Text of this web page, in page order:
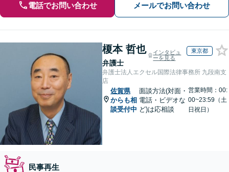
電話でお問い合わせ メールでお問い合わせ
榎本 哲也
弁護士
インタビュ
ーを見る
東京都
弁護士法人エクセル国際法律事務所 九段南支
店
佐賀県
からも相
談受付中
面談方法(対面・
電話・ビデオな
ど)は応相談
営業時間：00:
00~23:59（土
日祝日）
民事再生